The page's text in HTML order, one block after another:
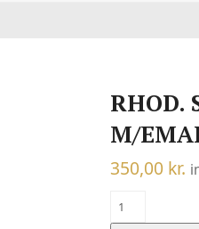
RHOD.
M/
350,00 kr.
Rhod.
sølvvedhæng